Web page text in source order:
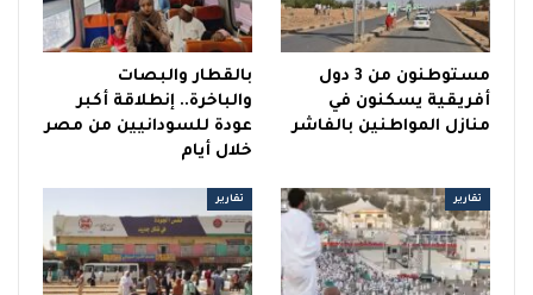
مستوطنون من 3 دول
أفريقية يسكنون في
منازل المواطنين بالفاشر
بالقطار والبصات
والباخرة.. إنطلاقة أكبر
عودة للسودانيين من مصر
خلال أيام
تقارير تقارير